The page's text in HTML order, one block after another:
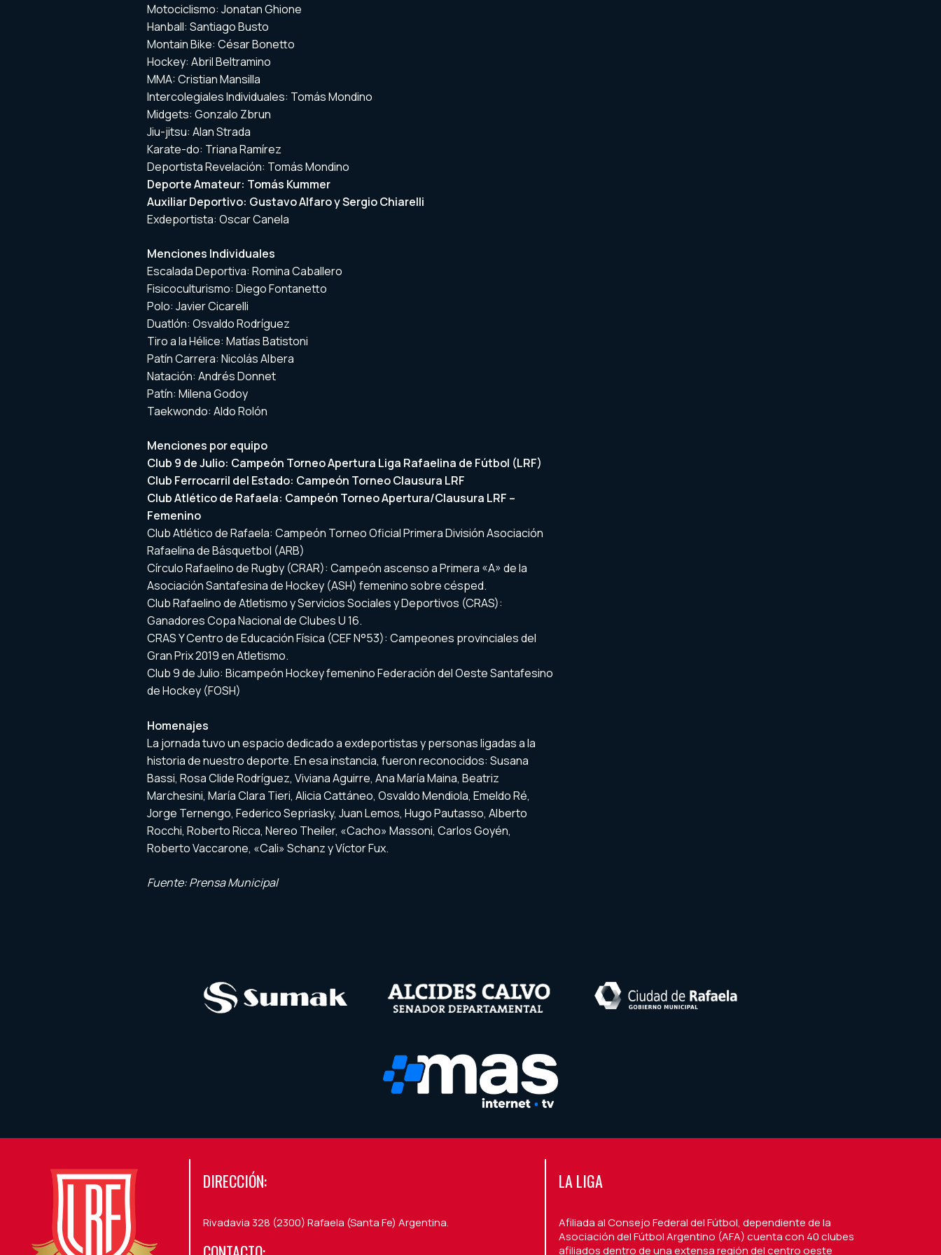
Motociclismo: Jonatan Ghione
Hanball: Santiago Busto
Montain Bike: César Bonetto
Hockey: Abril Beltramino
MMA: Cristian Mansilla
Intercolegiales Individuales: Tomás Mondino
Midgets: Gonzalo Zbrun
Jiu-jitsu: Alan Strada
Karate-do: Triana Ramírez
Deportista Revelación: Tomás Mondino
Deporte Amateur: Tomás Kummer
Auxiliar Deportivo: Gustavo Alfaro y Sergio Chiarelli
Exdeportista: Oscar Canela
Menciones Individuales
Escalada Deportiva: Romina Caballero
Fisicoculturismo: Diego Fontanetto
Polo: Javier Cicarelli
Duatlón: Osvaldo Rodríguez
Tiro a la Hélice: Matías Batistoni
Patín Carrera: Nicolás Albera
Natación: Andrés Donnet
Patín: Milena Godoy
Taekwondo: Aldo Rolón
Menciones por equipo
Club 9 de Julio: Campeón Torneo Apertura Liga Rafaelina de Fútbol (LRF)
Club Ferrocarril del Estado: Campeón Torneo Clausura LRF
Club Atlético de Rafaela: Campeón Torneo Apertura/Clausura LRF –
Femenino
Club Atlético de Rafaela: Campeón Torneo Oficial Primera División Asociación
Rafaelina de Básquetbol (ARB)
Círculo Rafaelino de Rugby (CRAR): Campeón ascenso a Primera «A» de la
Asociación Santafesina de Hockey (ASH) femenino sobre césped.
Club Rafaelino de Atletismo y Servicios Sociales y Deportivos (CRAS):
Ganadores Copa Nacional de Clubes U 16.
CRAS Y Centro de Educación Física (CEF N°53): Campeones provinciales del
Gran Prix 2019 en Atletismo.
Club 9 de Julio: Bicampeón Hockey femenino Federación del Oeste Santafesino
de Hockey (FOSH)
Homenajes
La jornada tuvo un espacio dedicado a exdeportistas y personas ligadas a la
historia de nuestro deporte. En esa instancia, fueron reconocidos: Susana
Bassi, Rosa Clide Rodríguez, Viviana Aguirre, Ana María Maina, Beatriz
Marchesini, María Clara Tieri, Alicia Cattáneo, Osvaldo Mendiola, Emeldo Ré,
Jorge Ternengo, Federico Sepriasky, Juan Lemos, Hugo Pautasso, Alberto
Rocchi, Roberto Ricca, Nereo Theiler, «Cacho» Massoni, Carlos Goyén,
Roberto Vaccarone, «Cali» Schanz y Víctor Fux.
Fuente: Prensa Municipal
DIRECCIÓN:
Rivadavia 328 (2300) Rafaela (Santa Fe) Argentina.
LA LIGA
Afiliada al Consejo Federal del Fútbol, dependiente de la
Asociación del Fútbol Argentino (AFA) cuenta con 40 clubes
afiliados dentro de una extensa región del centro oeste